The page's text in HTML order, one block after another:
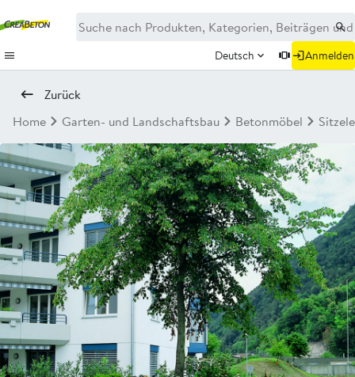
Deutsch Anmelden
Zurück
Home
Garten- und Landschaftsbau Betonmöbel